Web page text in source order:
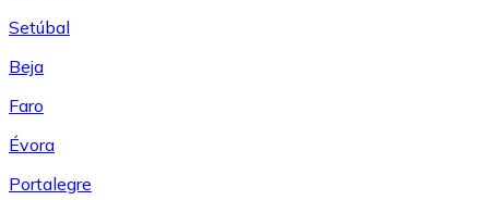
Setúbal
Beja
Faro
Évora
Portalegre